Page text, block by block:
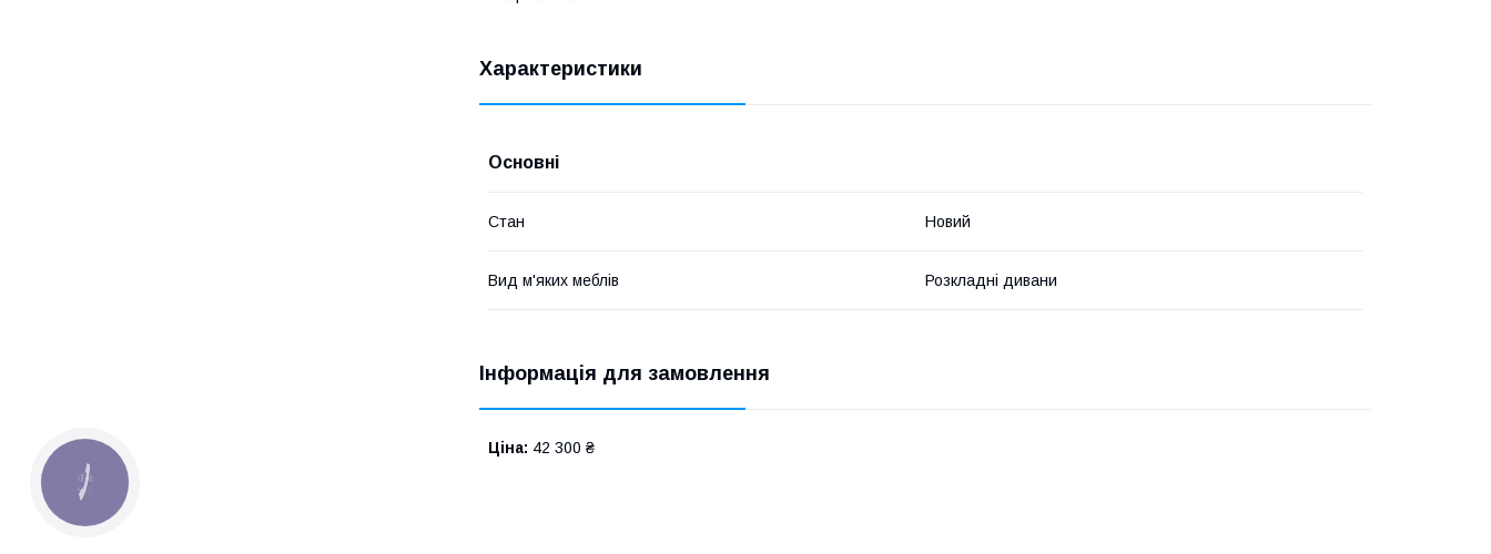
Характеристики
Основні
Стан Новий
Вид м'яких меблів Розкладні дивани
Інформація для замовлення
Ціна: 42 300 ₴
КНОПКА
ЗВ'ЯЗКУ